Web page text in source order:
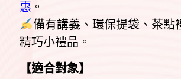
惠 。
備有講義、環保提袋、茶點
精巧小禮品。
【適合對象】